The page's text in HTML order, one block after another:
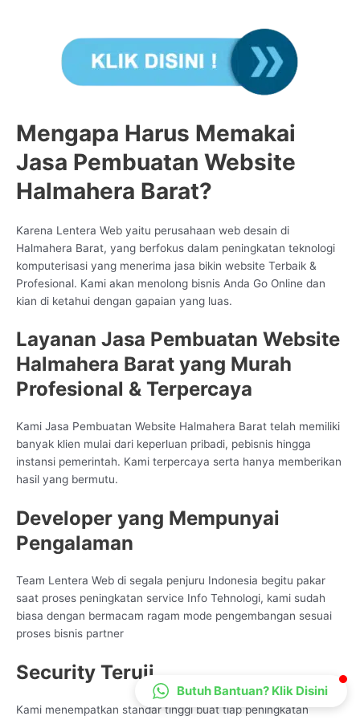
Mengapa Harus Memakai
Jasa Pembuatan Website
Halmahera Barat?
Karena Lentera Web yaitu perusahaan web desain di
Halmahera Barat, yang berfokus dalam peningkatan teknologi
komputerisasi yang menerima jasa bikin website Terbaik &
Profesional. Kami akan menolong bisnis Anda Go Online dan
kian di ketahui dengan gapaian yang luas.
Layanan Jasa Pembuatan Website
Halmahera Barat yang Murah
Profesional & Terpercaya
Kami Jasa Pembuatan Website Halmahera Barat telah memiliki
banyak klien mulai dari keperluan pribadi, pebisnis hingga
instansi pemerintah. Kami terpercaya serta hanya memberikan
hasil yang bermutu.
Developer yang Mempunyai
Pengalaman
Team Lentera Web di segala penjuru Indonesia begitu pakar
saat proses peningkatan service Info Tehnologi, kami sudah
biasa dengan bermacam ragam mode pengembangan sesuai
proses bisnis partner
Security Teruji
Kami menempatkan standar tinggi buat tiap peningkatan
CS Lenteraweb
Online
Butuh Bantuan? Klik Disini